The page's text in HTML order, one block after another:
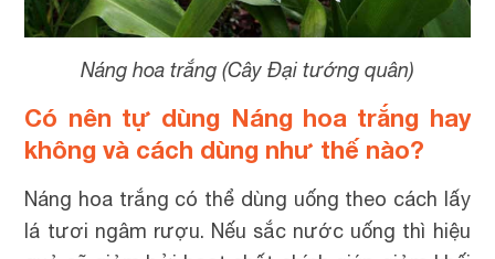
Náng hoa trắng (Cây Đại tướng quân)
Có nên tự dùng Náng hoa trắng hay
không và cách dùng như thế nào?
Náng hoa trắng có thể dùng uống theo cách lấy
lá tươi ngâm rượu. Nếu sắc nước uống thì hiệu